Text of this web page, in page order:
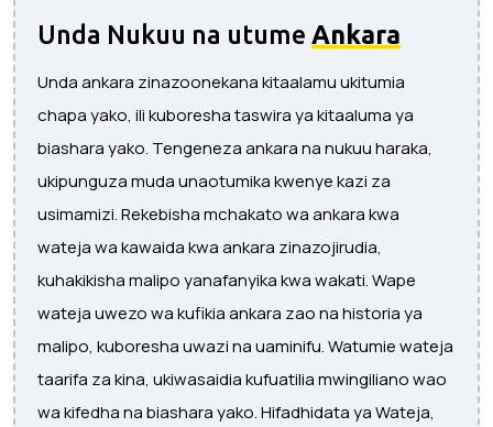
Unda Nukuu na utume Ankara
Unda ankara zinazoonekana kitaalamu ukitumia
chapa yako, ili kuboresha taswira ya kitaaluma ya
biashara yako. Tengeneza ankara na nukuu haraka,
ukipunguza muda unaotumika kwenye kazi za
usimamizi. Rekebisha mchakato wa ankara kwa
wateja wa kawaida kwa ankara zinazojirudia,
kuhakikisha malipo yanafanyika kwa wakati. Wape
wateja uwezo wa kufikia ankara zao na historia ya
malipo, kuboresha uwazi na uaminifu. Watumie wateja
taarifa za kina, ukiwasaidia kufuatilia mwingiliano wao
wa kifedha na biashara yako. Hifadhidata ya Wateja,